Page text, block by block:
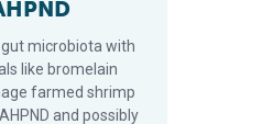
microbiota with
like bromelain
farmed shrimp
and possibly